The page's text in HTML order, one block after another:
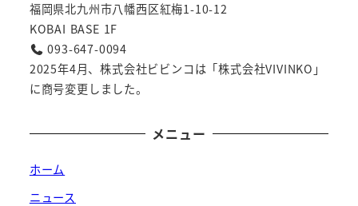
福岡県北九州市八幡西区紅梅1-10-12
KOBAI BASE 1F
093-647-0094
2025年4月、株式会社ビビンコは「株式会社VIVINKO」
に商号変更しました。
メニュー
ホーム
ニュース